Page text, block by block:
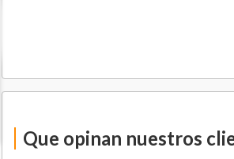
Que opinan nuestros